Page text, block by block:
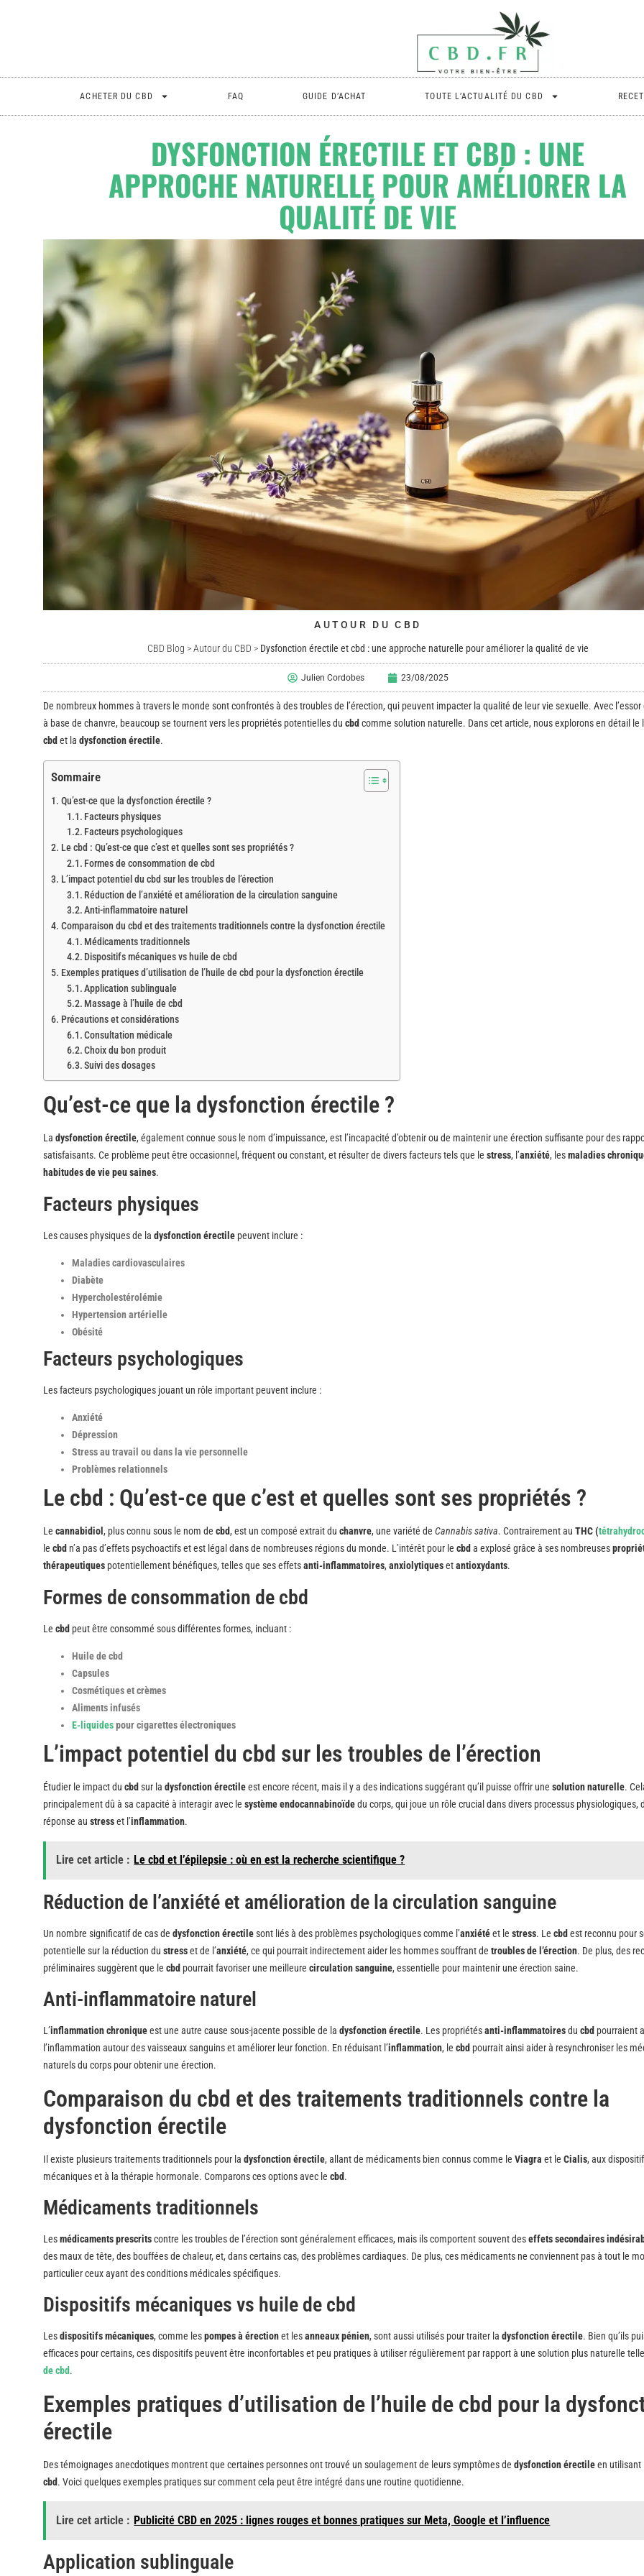
ACHETER DU CBD FAQ GUIDE D’ACHAT TOUTE L’ACTUALITÉ DU CBD
DYSFONCTION ÉRECTILE ET CBD : UNE
APPROCHE NATURELLE POUR AMÉLIORER LA
QUALITÉ DE VIE
AUTOUR DU CBD
CBD Blog >Autour du CBD > Dysfonction érectile et cbd : une approche naturelle pour améliorer la qualité de vie
Julien Cordobes 23/08/2025
De nombreux hommes à travers le monde sont confrontés à des troubles de l’érection, qui peuvent impacter la qualité de leur vie sexuelle. Avec
à base de chanvre, beaucoup se tournent vers les propriétés potentielles du cbdcomme solution naturelle. Dans cet article, nous explorons en détail le
cbdet la dysfonction érectile.
Sommaire
Qu’est-ce que la dysfonction érectile ?
Facteurs physiques
Facteurs psychologiques
Le cbd : Qu’est-ce que c’est et quelles sont ses propriétés ?
Formes de consommation de cbd
L’impact potentiel du cbd sur les troubles de l’érection
Réduction de l’anxiété et amélioration de la circulation sanguine
Anti-inflammatoire naturel
Comparaison du cbd et des traitements traditionnels contre la dysfonction érectile
Médicaments traditionnels
Dispositifs mécaniques vs huile de cbd
Exemples pratiques d’utilisation de l’huile de cbd pour la dysfonction érectile
Application sublinguale
Massage à l’huile de cbd
Précautions et considérations
Consultation médicale
Choix du bon produit
Suivi des dosages
Qu’est-ce que la dysfonction érectile ?
La dysfonction érectile, également connue sous le nom d’impuissance, est l’incapacité d’obtenir ou de maintenir une érection suffisante pour des
satisfaisants. Ce problème peut être occasionnel, fréquent ou constant, et résulter de divers facteurs tels que le stress, l’anxiété, lesmaladies
habitudes de vie peu saines.
Facteurs physiques
Les causes physiques de la dysfonction érectile peuvent inclure :
Maladies cardiovasculaires
Diabète
Hypercholestérolémie
Hypertension artérielle
Obésité
Facteurs psychologiques
Les facteurs psychologiques jouant un rôle important peuvent inclure :
Anxiété
Dépression
Stress au travail ou dans la vie personnelle
Problèmes relationnels
Le cbd : Qu’est-ce que c’est et quelles sont ses propriétés ?
Le cannabidiol, plus connu sous le nom de cbd, est un composé extrait du chanvre, une variété de Cannabis sativa. Contrairement au THC (
le cbd n’a pas d’effets psychoactifs et est légal dans de nombreuses régions du monde. L’intérêt pour le cbda explosé grâce à ses nombreuses
thérapeutiques potentiellement bénéfiques, telles que ses effetsanti-inflammatoires, anxiolytiquesetantioxydants.
Formes de consommation de cbd
Le cbd peut être consommé sous différentes formes, incluant :
Huile de cbd
Capsules
Cosmétiques et crèmes
Aliments infusés
E-liquidespour cigarettes électroniques
L’impact potentiel du cbd sur les troubles de l’érection
Étudier le impact du cbd sur la dysfonction érectileest encore récent, mais il y a des indications suggérant qu’il puisse offrir une solution naturelle.
principalement dû à sa capacité à interagir avec le système endocannabinoïdedu corps, qui joue un rôle crucial dans divers processus physiologiques,
réponse au stresset l’inflammation.
Lire cet article : Le cbd et l’épilepsie : où en est la recherche scientifique ?
Réduction de l’anxiété et amélioration de la circulation sanguine
Un nombre significatif de cas de dysfonction érectilesont liés à des problèmes psychologiques comme l’anxiétéet le stress. Le cbd est reconnu pour
potentielle sur la réduction du stresset de l’anxiété, ce qui pourrait indirectement aider les hommes souffrant de troubles de l’érection. De plus, des
préliminaires suggèrent que le cbd pourrait favoriser une meilleure circulation sanguine, essentielle pour maintenir une érection saine.
Anti-inflammatoire naturel
L’inflammation chroniqueest une autre cause sous-jacente possible de la dysfonction érectile. Les propriétésanti-inflammatoiresdu cbd pourraient
l’inflammation autour des vaisseaux sanguins et améliorer leur fonction. En réduisant l’inflammation, le cbd pourrait ainsi aider à resynchroniser les
naturels du corps pour obtenir une érection.
Comparaison du cbd et des traitements traditionnels contre la
dysfonction érectile
Il existe plusieurs traitements traditionnels pour la dysfonction érectile, allant de médicaments bien connus comme le Viagra et le Cialis, aux
mécaniques et à la thérapie hormonale. Comparons ces options avec le cbd.
Médicaments traditionnels
Lesmédicaments prescritscontre les troubles de l’érection sont généralement efficaces, mais ils comportent souvent deseffets secondaires
des maux de tête, des bouffées de chaleur, et, dans certains cas, des problèmes cardiaques. De plus, ces médicaments ne conviennent pas à tout le
particulier ceux ayant des conditions médicales spécifiques.
Dispositifs mécaniques vs huile de cbd
Lesdispositifs mécaniques, comme lespompes à érectionet lesanneaux pénien, sont aussi utilisés pour traiter la dysfonction érectile. Bien qu’ils
efficaces pour certains, ces dispositifs peuvent être inconfortables et peu pratiques à utiliser régulièrement par rapport à une solution plus naturelle
de cbd.
Exemples pratiques d’utilisation de l’huile de cbd pour la
érectile
Des témoignages anecdotiques montrent que certaines personnes ont trouvé un soulagement de leurs symptômes de dysfonction érectileen utilisant
cbd. Voici quelques exemples pratiques sur comment cela peut être intégré dans une routine quotidienne.
Lire cet article : Publicité CBD en 2025 : lignes rouges et bonnes pratiques sur Meta, Google et l’influence
Application sublinguale